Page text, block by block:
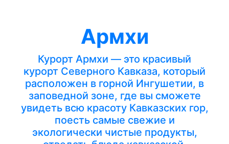
Армхи
Курорт Армхи — это красивый
курорт Северного Кавказа, который
расположен в горной Ингушетии, в
заповедной зоне, где вы сможете
увидеть всю красоту Кавказских гор,
поесть самые свежие и
экологически чистые продукты,